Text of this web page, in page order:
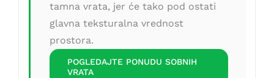
tamna vrata, jer će tako pod ostati
glavna teksturalna vrednost
prostora.
POGLEDAJTE PONUDU SOBNIH
VRATA